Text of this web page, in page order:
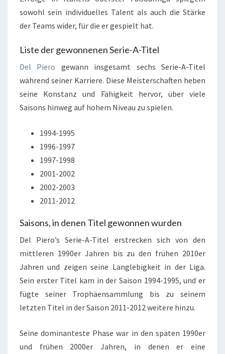
sowohl sein individuelles Talent als auch die Stärke
der Teams wider, für die er gespielt hat.
Liste der gewonnenen Serie-A-Titel
Del Piero gewann insgesamt sechs Serie-A-Titel
während seiner Karriere. Diese Meisterschaften heben
seine Konstanz und Fähigkeit hervor, über viele
Saisons hinweg auf hohem Niveau zu spielen.
1994-1995
1996-1997
1997-1998
2001-2002
2002-2003
2011-2012
Saisons, in denen Titel gewonnen wurden
Del Piero’s Serie-A-Titel erstrecken sich von den
mittleren 1990er Jahren bis zu den frühen 2010er
Jahren und zeigen seine Langlebigkeit in der Liga.
Sein erster Titel kam in der Saison 1994-1995, und er
fügte seiner Trophäensammlung bis zu seinem
letzten Titel in der Saison 2011-2012 weitere hinzu.
Seine dominanteste Phase war in den späten 1990er
und frühen 2000er Jahren, in denen er eine